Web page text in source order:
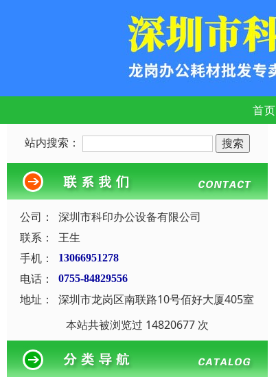
首页
站内搜索：
公司：
深圳市科印办公设备有限公司
联系：
王生
手机：
13066951278
电话： 0755-84829556
地址：
深圳市龙岗区南联路10号佰好大厦405室
本站共被浏览过 14820677 次